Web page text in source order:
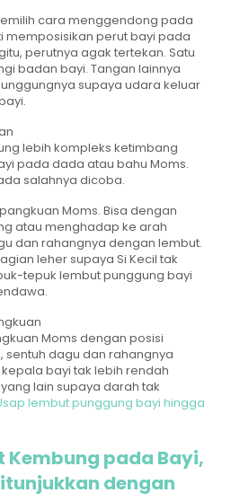
cara menggendong pada
memposisikan perut bayi pada
perutnya agak tertekan. Satu
badan bayi. Tangan lainnya
supaya udara keluar
lebih kompleks ketimbang
pada dada atau bahu Moms.
salahnya dicoba.
Moms. Bisa dengan
atau menghadap ke arah
dan rahangnya dengan lembut.
leher supaya Si Kecil tak
tepuk lembut punggung bayi
Moms dengan posisi
sentuh dagu dan rahangnya
bayi tak lebih rendah
lain supaya darah tak
lembut punggung bayi hingga
Kembung pada Bayi,
dengan